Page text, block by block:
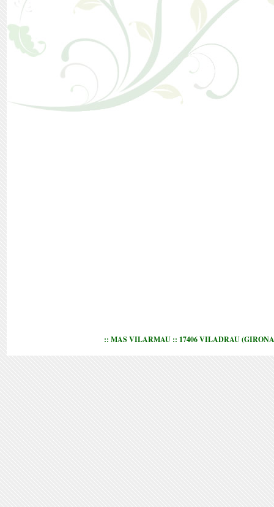
:: MAS VILARMAU :: 17406 VILADRAU